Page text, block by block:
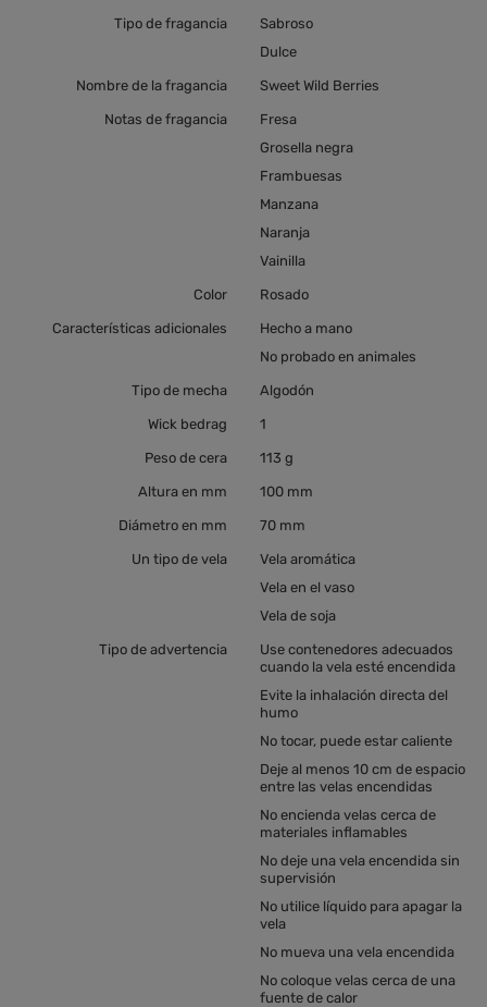
Tipo de fragancia
Sabroso
Dulce
Nombre de la fragancia Sweet Wild Berries
Notas de fragancia
Fresa
Grosella negra
Frambuesas
Manzana
Naranja
Vainilla
Color Rosado
Características adicionales
Hecho a mano
No probado en animales
Tipo de mecha Algodón
Wick bedrag 1
Peso de cera 113 g
Altura en mm 100 mm
Diámetro en mm 70 mm
Un tipo de vela
Vela aromática
Vela en el vaso
Vela de soja
Tipo de advertencia
Use contenedores adecuados
cuando la vela esté encendida
Evite la inhalación directa del
humo
No tocar, puede estar caliente
Deje al menos 10 cm de espacio
entre las velas encendidas
No encienda velas cerca de
materiales inflamables
No deje una vela encendida sin
supervisión
No utilice líquido para apagar la
vela
No mueva una vela encendida
No coloque velas cerca de una
fuente de calor